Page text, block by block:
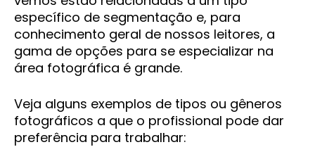
específico de segmentação e, para
conhecimento geral de nossos leitores, a
gama de opções para se especializar na
área fotográfica é grande.
Veja alguns exemplos de tipos ou gêneros
fotográficos a que o profissional pode dar
preferência para trabalhar: